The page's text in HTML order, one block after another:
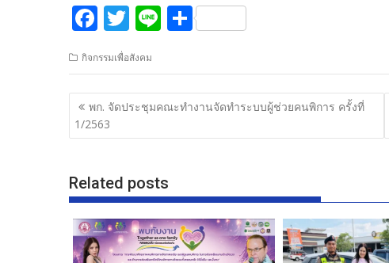
F
ac
e
b
o
o
k
T
itt
er
Li
e
S
ar
e
กิจกรรมเพื่อสังคม
แนะแนว
เรื่อง
พก. จัดประชุมคณะทำงานจัดทำระบบผู้ช่วยคนพิการ ครั้งที่
1/2563
Related posts